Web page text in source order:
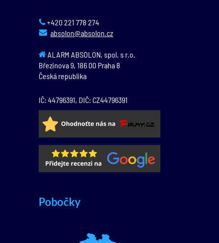
+420 221 778 274
absolon@absolon.cz
ALARM ABSOLON, spol. s r.o.
Březinova 9, 186 00 Praha 8
Česká republika
IČ: 44796391, DIČ: CZ44796391
Pobočky